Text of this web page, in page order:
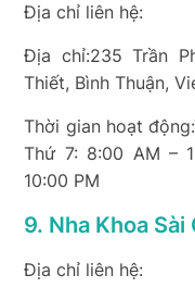
Địa chỉ liên hệ:
Địa chỉ:235 Trần
Thiết, Bình Thuận,
Thời gian hoạt
Thứ 7: 8:00 AM –
10:00 PM
9. Nha Khoa Sài
Địa chỉ liên hệ: